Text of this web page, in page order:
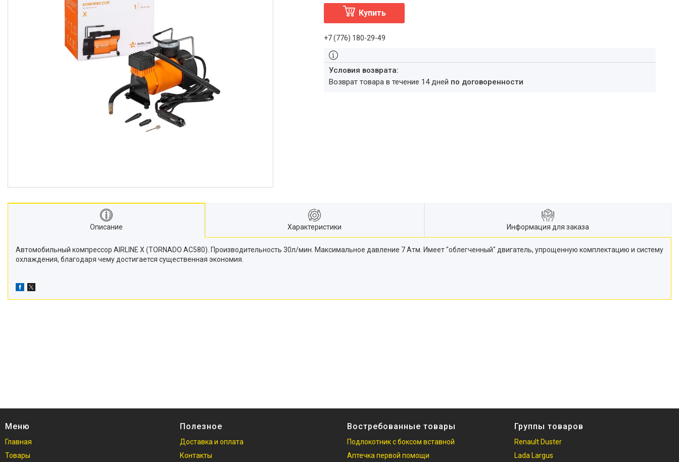
Купить
+7 (776) 180-29-49
возврат товара в течение 14 дней по договоренности
Описание Характеристики Информация для заказа
Автомобильный компрессор AIRLINE X (TORNADO AC580). Производительность 30л/мин. Максимальное давление 7 Атм. Имеет "облегченный" двигатель, упрощенную комплектацию и систему
охлаждения, благодаря чему достигается существенная экономия.
Меню
Главная
Товары
Полезное
Доставка и оплата
Контакты
Востребованные товары
Подлокотник с боксом вставной
Аптечка первой помощи
Группы товаров
Renault Duster
Lada Largus